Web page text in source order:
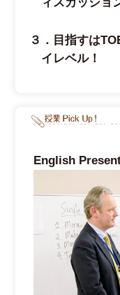
ィスカッショ
３．目指すは
イレベル！
English